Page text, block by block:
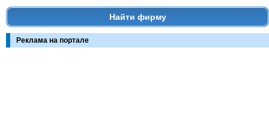
Найти фирму
Реклама на портале